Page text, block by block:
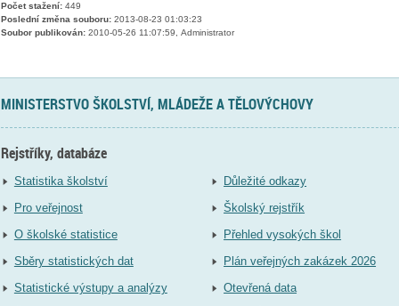
Počet stažení:449
Poslední změna souboru:2013-08-23 01:03:23
Soubor publikován:2010-05-26 11:07:59, Administrator
MINISTERSTVO ŠKOLSTVÍ, MLÁDEŽE A TĚLOVÝCHOVY
Rejstříky, databáze
Statistika školství
Pro veřejnost
O školské statistice
Sběry statistických dat
Statistické výstupy a analýzy
Důležité odkazy
Školský rejstřík
Přehled vysokých škol
Plán veřejných zakázek 2026
Otevřená data